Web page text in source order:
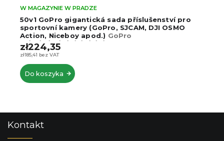
50v1 GoPro gigantická sada příslušenství pro
sportovní kamery (GoPro, SJCAM, DJI OSMO
Action, Niceboy apod.) GoPro
13/12/11/10/9/8/7/6/5/4/3
W MAGAZYNIE W PRADZE
zł185,41 bez VAT
zł224,35
Do koszyka
Kontakt